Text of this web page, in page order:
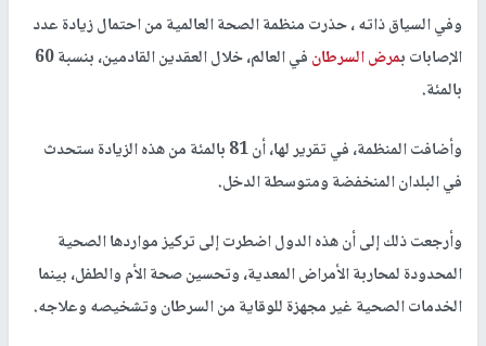
وفي السياق ذاته ، حذرت منظمة الصحة العالمية من احتمال زيادة عدد
الإصابات بمرض السرطان
في العالم، خلال العقدين القادمين، بنسبة 60
بالمئة.
وأضافت المنظمة، في تقرير لها، أن 81 بالمئة من هذه الزيادة ستحدث
في البلدان المنخفضة ومتوسطة الدخل.
وأرجعت ذلك إلى أن هذه الدول اضطرت إلى تركيز مواردها الصحية
المحدودة لمحاربة الأمراض المعدية، وتحسين صحة الأم والطفل، بينما
الخدمات الصحية غير مجهزة للوقاية من السرطان وتشخيصه وعلاجه.